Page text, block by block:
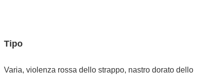
Tipo
Varia, violenza rossa dello strappo, nastro dorato dello